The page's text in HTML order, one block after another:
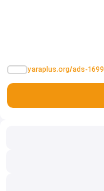
yaraplus.org/ads-1699